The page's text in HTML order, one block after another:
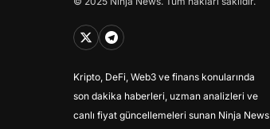
Kripto, DeFi, Web3 ve finans konularında
son dakika haberleri, uzman analizleri ve
canlı fiyat güncellemeleri sunan Ninja News